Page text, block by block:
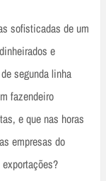
sofisticadas de um
e
segunda linha
fazendeiro
e que nas horas
empresas do